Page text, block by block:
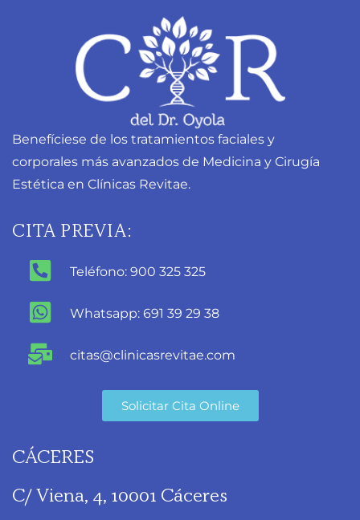
Benefíciese de los tratamientos faciales y
corporales más avanzados de Medicina y Cirugía
Estética en Clínicas Revitae.
CITA PREVIA:
Teléfono: 900 325 325
Whatsapp: 691 39 29 38
citas@clinicasrevitae.com
Solicitar Cita Online
CÁCERES
C/ Viena, 4, 10001 Cáceres